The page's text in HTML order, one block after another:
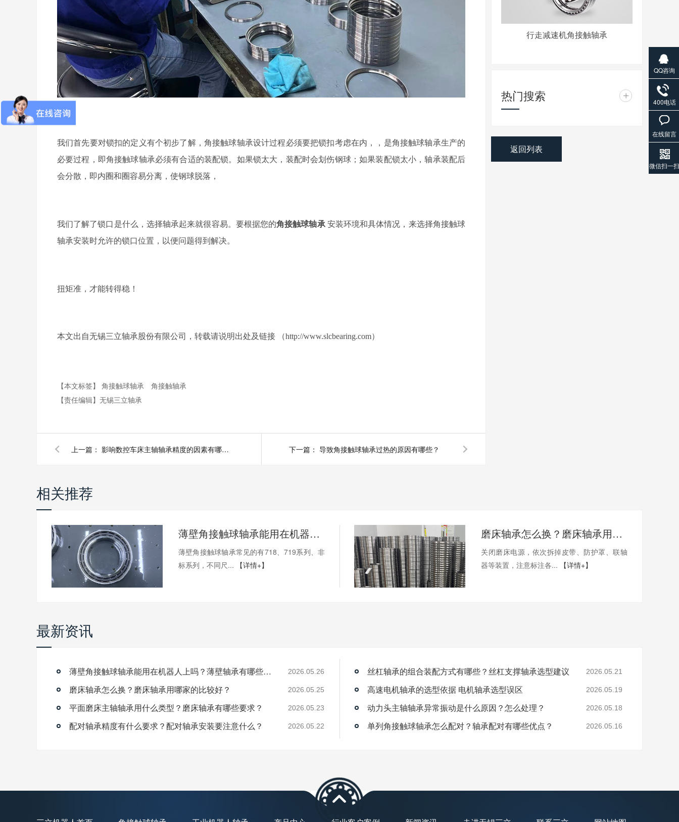
我们首先要对锁扣的定义有个初步了解，角接触球轴承设计过程必须要把锁扣考虑在内，，是角接触球轴承生产的
必要过程，即角接触球轴承必须有合适的装配锁。如果锁太大，装配时会划伤钢球；如果装配锁太小，轴承装配后
会分散，即内圈和圈容易分离，使钢球脱落，
我们了解了锁口是什么，选择轴承起来就很容易。要根据您的角接触球轴承 安装环境和具体情况，来选择角接触球
轴承安装时允许的锁口位置，以便问题得到解决。
扭矩准，才能转得稳！
本文出自无锡三立轴承股份有限公司，转载请说明出处及链接 （http://www.slcbearing.com）
【本文标签】 角接触球轴承
角接触轴承
【责任编辑】 无锡三立轴承
上一篇： 影响数控车床主轴轴承精度的因素有哪些？（行业最全） 下一篇： 导致角接触球轴承过热的原因有哪些？
行走减速机角接触轴承
热门搜索 +
返回列表
相关推荐
薄壁角接触球轴承能用在机器人上吗？薄壁轴承有哪些优点？
薄壁角接触球轴承常见的有718、719系列、非
标系列，不同尺...
【详情+】
磨床轴承怎么换？磨床轴承用哪家的比较好？
关闭磨床电源，依次拆掉皮带、防护罩、联轴
器等装置，注意标注各...
【详情+】
最新资讯
薄壁角接触球轴承能用在机器人上吗？薄壁轴承有哪些优点？ 2026.05.26
磨床轴承怎么换？磨床轴承用哪家的比较好？ 2026.05.25
平面磨床主轴轴承用什么类型？磨床轴承有哪些要求？ 2026.05.23
配对轴承精度有什么要求？配对轴承安装要注意什么？ 2026.05.22
丝杠轴承的组合装配方式有哪些？丝杠支撑轴承选型建议 2026.05.21
高速电机轴承的选型依据 电机轴承选型误区 2026.05.19
动力头主轴轴承异常振动是什么原因？怎么处理？ 2026.05.18
单列角接触球轴承怎么配对？轴承配对有哪些优点？ 2026.05.16
QQ咨询
400电话
在线留言
微信扫一扫